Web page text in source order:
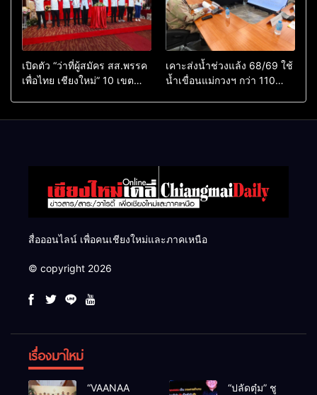
เปิดตัว “ว่าที่ผู้สมัคร สส.พรรค
เพื่อไทย เชียงใหม่” 10 เขต
เคาะส่งน้ำช่วงแล้ง 68/69 ใช้
น้ำเขื่อนแม่กวงฯ กว่า 110
สื่อออนไลน์ เพื่อคนเชียงใหม่และภาคเหนือ
© copyright 2026
เรื่องมาใหม่
“VAANAA “ปลัดตุ๋ม” ชู